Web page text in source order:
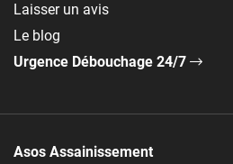
Laisser un avis
Le blog
Urgence Débouchage 24/7
Asos Assainissement